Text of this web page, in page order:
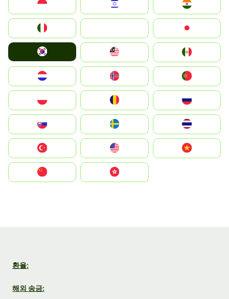
South Korea
United States
中國香港特別行政區
환율:
해외 송금: